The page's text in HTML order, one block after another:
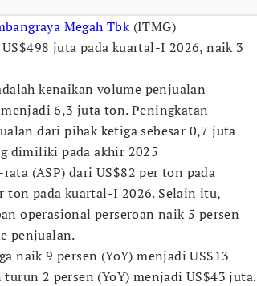
Megah Tbk(ITMG)
juta pada kuartal-I 2026, naik 3
kenaikan volume penjualan
menjadi 6,3 juta ton. Peningkatan
dari pihak ketiga sebesar 0,7 juta
dimiliki pada akhir 2025
(ASP) dari US$82 per ton pada
ton pada kuartal-I 2026. Selain itu,
operasional perseroan naik 5 persen
penjualan.
naik 9 persen (YoY) menjadi US$13
2 persen (YoY) menjadi US$43 juta.